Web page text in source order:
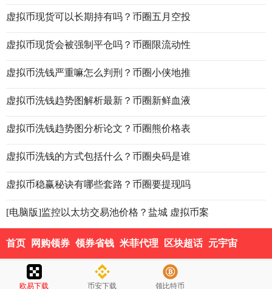
欧易下载 币安下载 领比特币
虚拟币现货可以长期持有吗？币圈五月空投
虚拟币现货会被强制平仓吗？币圈限流动性
虚拟币洗钱严重嘛怎么判刑？币圈小侠地推
虚拟币洗钱趋势图解析最新？币圈新鲜血液
虚拟币洗钱趋势图分析论文？币圈熊价格表
虚拟币洗钱的方式包括什么？币圈央码是谁
虚拟币稳赢秘诀有哪些套路？币圈要提现吗
[电脑版]监控以太坊交易池价格？盐城 虚拟币案
首页 网购领券 领券省钱 米菲代理 区块超话 元宇宙